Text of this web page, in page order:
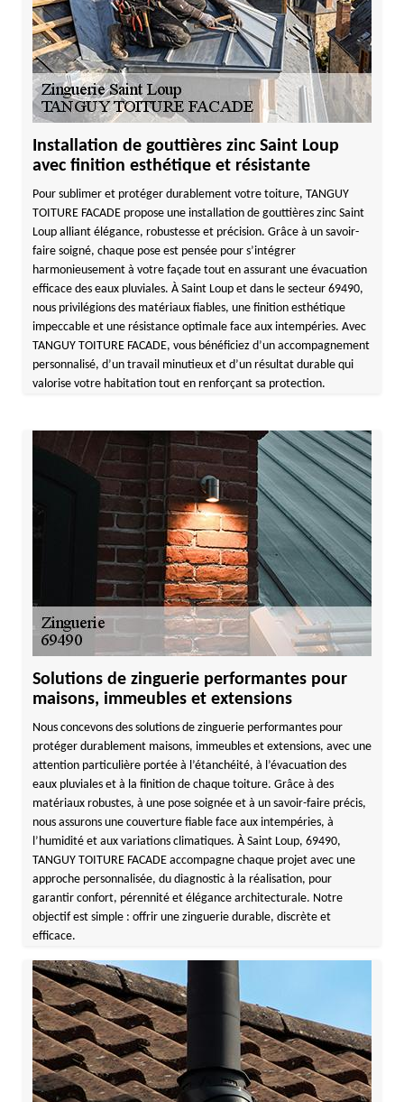
Installation de gouttières zinc Saint Loup
avec finition esthétique et résistante
Pour sublimer et protéger durablement votre toiture, TANGUY
TOITURE FACADE propose une installation de gouttières zinc Saint
Loup alliant élégance, robustesse et précision. Grâce à un savoir-
faire soigné, chaque pose est pensée pour s’intégrer
harmonieusement à votre façade tout en assurant une évacuation
efficace des eaux pluviales. À Saint Loup et dans le secteur 69490,
nous privilégions des matériaux fiables, une finition esthétique
impeccable et une résistance optimale face aux intempéries. Avec
TANGUY TOITURE FACADE, vous bénéficiez d’un accompagnement
personnalisé, d’un travail minutieux et d’un résultat durable qui
valorise votre habitation tout en renforçant sa protection.
Solutions de zinguerie performantes pour
maisons, immeubles et extensions
Nous concevons des solutions de zinguerie performantes pour
protéger durablement maisons, immeubles et extensions, avec une
attention particulière portée à l’étanchéité, à l’évacuation des
eaux pluviales et à la finition de chaque toiture. Grâce à des
matériaux robustes, à une pose soignée et à un savoir-faire précis,
nous assurons une couverture fiable face aux intempéries, à
l’humidité et aux variations climatiques. À Saint Loup, 69490,
TANGUY TOITURE FACADE accompagne chaque projet avec une
approche personnalisée, du diagnostic à la réalisation, pour
garantir confort, pérennité et élégance architecturale. Notre
objectif est simple : offrir une zinguerie durable, discrète et
efficace.